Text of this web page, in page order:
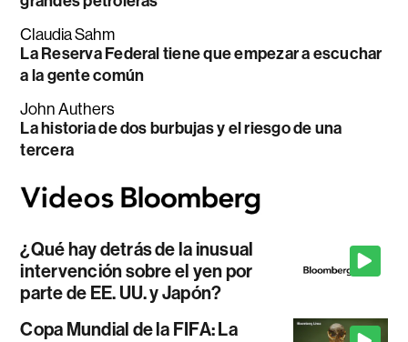
Claudia Sahm
La Reserva Federal tiene que empezar a escuchar
a la gente común
John Authers
La historia de dos burbujas y el riesgo de una
tercera
¿Qué hay detrás de la inusual
intervención sobre el yen por
parte de EE. UU. y Japón?
Copa Mundial de la FIFA: La